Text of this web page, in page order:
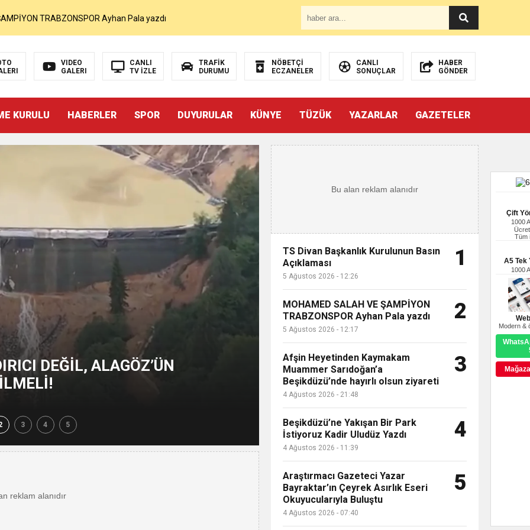
Çift
1000
Tüm
A5 Tek
1000
Modern &
MOHAMED SALAH VE ŞAMPİYON TRABZONSPOR Ayhan Pala yazdı
Muammer Sarıdoğan’a Beşikdüzü’nde hayırlı olsun ziyareti
SUÇ DUYURUSU : TFF YARGIDA
Yıldönümü Muhteşem Şekilde Kutlandı Ayhan Pala Yazdı
Ayağa Kalkamaz!
Basın Açıklaması
VIDEO
GALERI
CANLI
TV İZLE
TRAFİK
DURUMU
NÖBETÇİ
ECZANELER
CANLI
SONUÇLAR
HABER
GÖNDER
KURULU HABERLER SPOR DUYURULAR KÜNYE TÜZÜK YAZARLAR GAZETELER
DEĞİL, ALAGÖZ’ÜN
TÜRKİYE SAKATLAR DERNEĞİ
BULUŞTU…
3 4 5
TS Divan Başkanlık Kurulunun Basın
Açıklaması
5 Ağustos 2026 - 12:26
1
MOHAMED SALAH VE ŞAMPİYON
TRABZONSPOR Ayhan Pala yazdı
5 Ağustos 2026 - 12:17
2
Afşin Heyetinden Kaymakam
Muammer Sarıdoğan’a
Beşikdüzü’nde hayırlı olsun ziyareti
4 Ağustos 2026 - 21:48
3
Beşikdüzü’ne Yakışan Bir Park
İstiyoruz Kadir Uludüz Yazdı
4 Ağustos 2026 - 11:39
4
Araştırmacı Gazeteci Yazar
Bayraktar’ın Çeyrek Asırlık Eseri
Okuyucularıyla Buluştu
4 Ağustos 2026 - 07:40
5